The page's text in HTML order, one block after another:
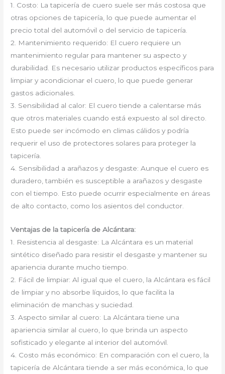
1. Costo: La tapicería de cuero suele ser más costosa que
otras opciones de tapicería, lo que puede aumentar el
precio total del automóvil o del servicio de tapicería.
2. Mantenimiento requerido: El cuero requiere un
mantenimiento regular para mantener su aspecto y
durabilidad. Es necesario utilizar productos específicos para
limpiar y acondicionar el cuero, lo que puede generar
gastos adicionales.
3. Sensibilidad al calor: El cuero tiende a calentarse más
que otros materiales cuando está expuesto al sol directo.
Esto puede ser incómodo en climas cálidos y podría
requerir el uso de protectores solares para proteger la
tapicería.
4. Sensibilidad a arañazos y desgaste: Aunque el cuero es
duradero, también es susceptible a arañazos y desgaste
con el tiempo. Esto puede ocurrir especialmente en áreas
de alto contacto, como los asientos del conductor.
Ventajas de la tapicería de Alcántara:
1. Resistencia al desgaste: La Alcántara es un material
sintético diseñado para resistir el desgaste y mantener su
apariencia durante mucho tiempo.
2. Fácil de limpiar: Al igual que el cuero, la Alcántara es fácil
de limpiar y no absorbe líquidos, lo que facilita la
eliminación de manchas y suciedad.
3. Aspecto similar al cuero: La Alcántara tiene una
apariencia similar al cuero, lo que brinda un aspecto
sofisticado y elegante al interior del automóvil.
4. Costo más económico: En comparación con el cuero, la
tapicería de Alcántara tiende a ser más económica, lo que